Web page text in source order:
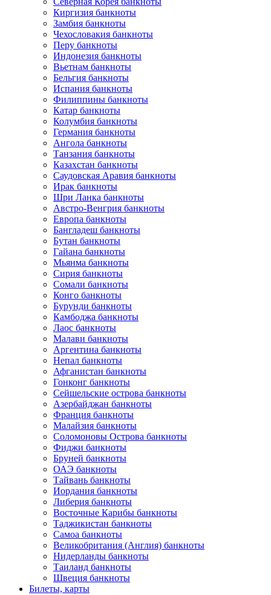
Киргизия банкноты
Замбия банкноты
Чехословакия банкноты
Перу банкноты
Индонезия банкноты
Вьетнам банкноты
Бельгия банкноты
Испания банкноты
Филиппины банкноты
Катар банкноты
Колумбия банкноты
Германия банкноты
Ангола банкноты
Танзания банкноты
Казахстан банкноты
Саудовская Аравия банкноты
Ирак банкноты
Шри Ланка банкноты
Австро-Венгрия банкноты
Европа банкноты
Бангладеш банкноты
Бутан банкноты
Гайана банкноты
Мьянма банкноты
Сирия банкноты
Сомали банкноты
Конго банкноты
Бурунди банкноты
Камбоджа банкноты
Лаос банкноты
Малави банкноты
Аргентина банкноты
Непал банкноты
Афганистан банкноты
Гонконг банкноты
Сейшельские острова банкноты
Азербайджан банкноты
Франция банкноты
Малайзия банкноты
Соломоновы Острова банкноты
Фиджи банкноты
Бруней банкноты
ОАЭ банкноты
Тайвань банкноты
Иордания банкноты
Либерия банкноты
Восточные Карибы банкноты
Таджикистан банкноты
Самоа банкноты
Великобритания (Англия) банкноты
Нидерланды банкноты
Таиланд банкноты
Швеция банкноты
Билеты, карты